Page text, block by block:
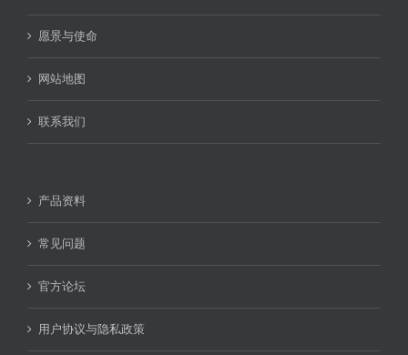
愿景与使命
网站地图
联系我们
产品资料
常见问题
官方论坛
用户协议与隐私政策